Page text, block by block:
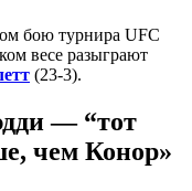
бою турнира UFC
весе разыграют
(23-3).
— “тот
чем Конор»